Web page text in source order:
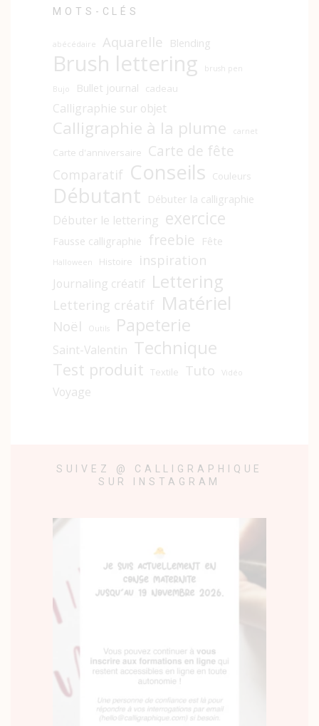
MOTS-CLÉS
abécédaire Aquarelle Blending
Brush lettering brush pen
Bujo Bullet journal cadeau
Calligraphie sur objet
Calligraphie à la plume carnet
Carte d'anniversaire Carte de fête
Comparatif Conseils Couleurs
Débutant Débuter la calligraphie
Débuter le lettering exercice
Fausse calligraphie freebie Fête
Halloween Histoire inspiration
Journaling créatif Lettering
Lettering créatif Matériel
Noël Outils Papeterie
Saint-Valentin Technique
Test produit Textile Tuto Vidéo
Voyage
SUIVEZ @ CALLIGRAPHIQUE
SUR INSTAGRAM